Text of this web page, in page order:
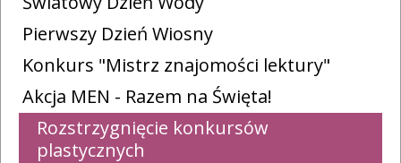
Pierwszy Dzień Wiosny
Konkurs "Mistrz znajomości lektury"
Akcja MEN - Razem na Święta!
Rozstrzygnięcie konkursów
plastycznych